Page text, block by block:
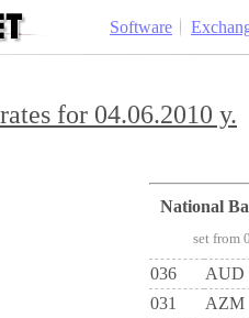
Software
for 04.06.2010 y.
National
set from
036 AUD
031
AZM